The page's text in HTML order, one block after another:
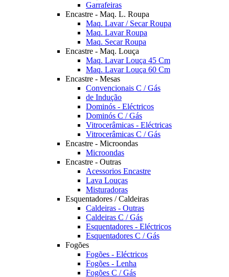
Garrafeiras
Encastre - Maq. L. Roupa
Maq. Lavar / Secar Roupa
Maq. Lavar Roupa
Maq. Secar Roupa
Encastre - Maq. Louça
Maq. Lavar Louça 45 Cm
Maq. Lavar Louça 60 Cm
Encastre - Mesas
Convencionais C / Gás
de Indução
Dominós - Eléctricos
Dominós C / Gás
Vitrocerâmicas - Eléctricas
Vitrocerâmicas C / Gás
Encastre - Microondas
Microondas
Encastre - Outras
Acessorios Encastre
Lava Louças
Misturadoras
Esquentadores / Caldeiras
Caldeiras - Outras
Caldeiras C / Gás
Esquentadores - Eléctricos
Esquentadores C / Gás
Fogões
Fogões - Eléctricos
Fogões - Lenha
Fogões C / Gás